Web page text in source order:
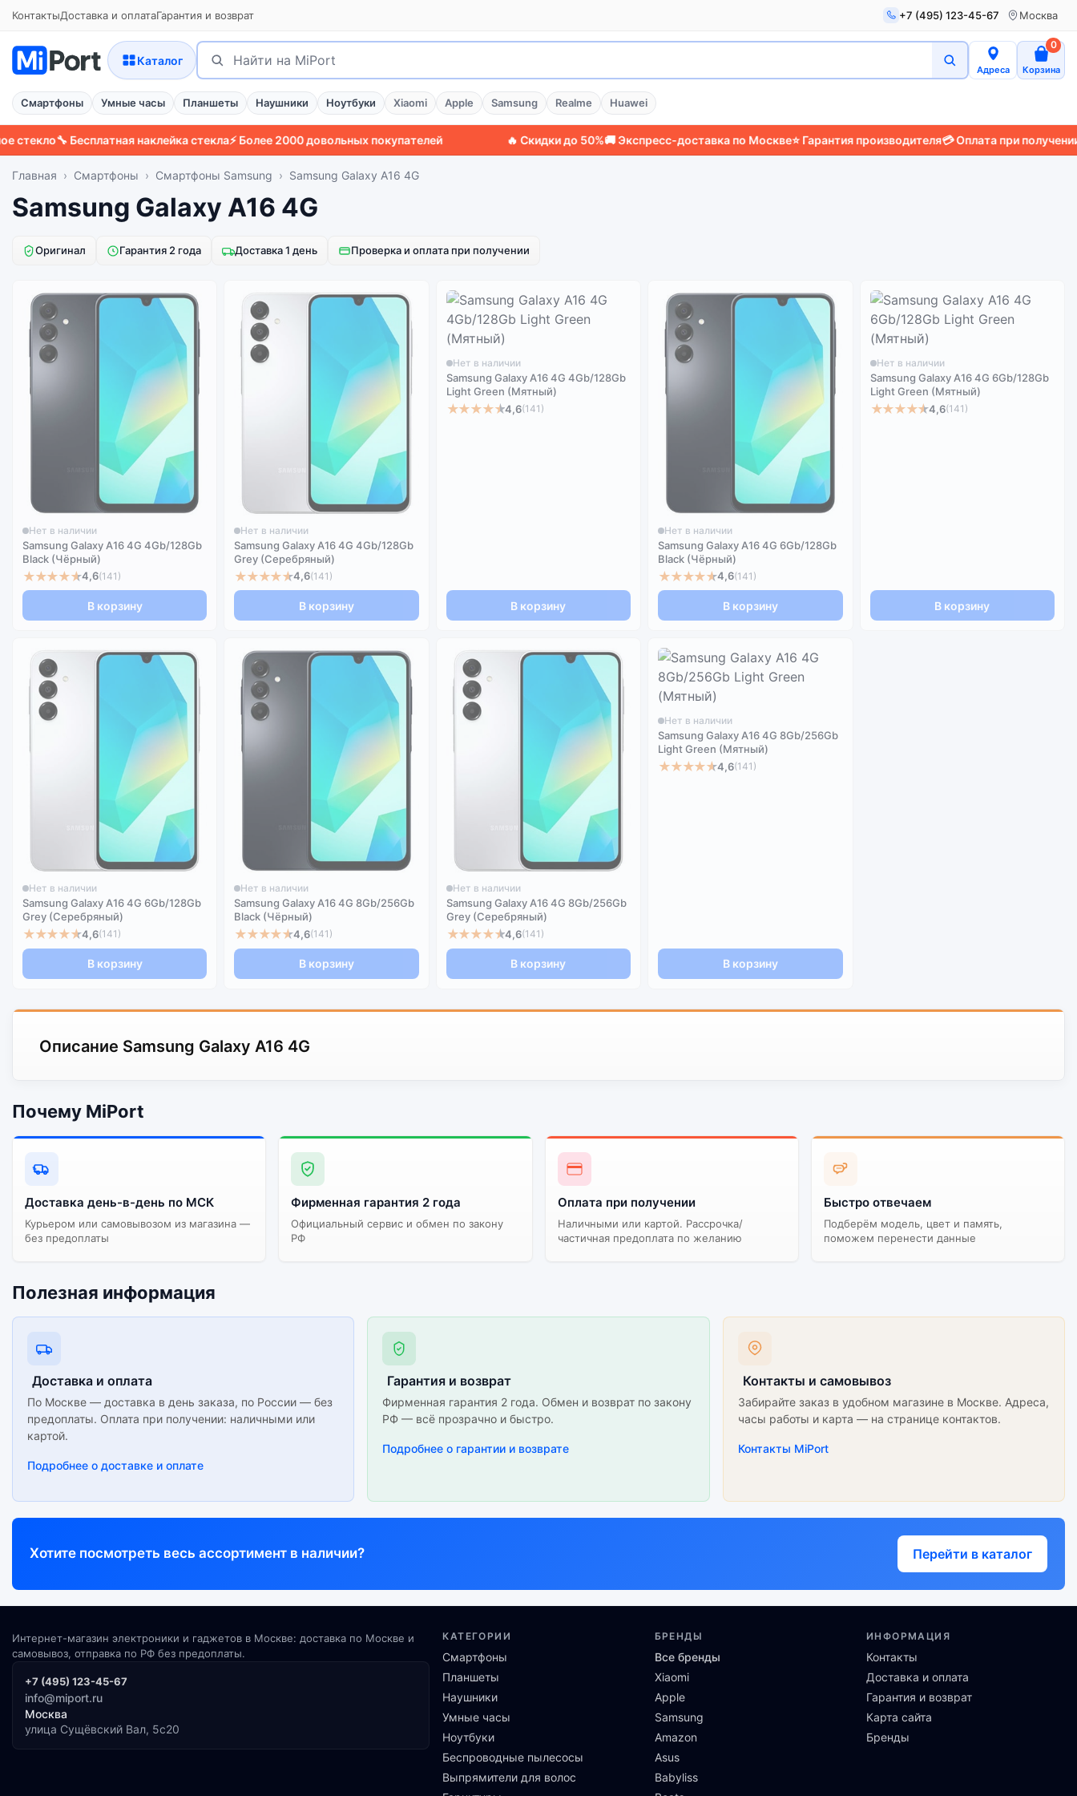
КонтактыДоставка и оплатаГарантия и возврат +7 (495) 123-45-67 Москва
Каталог
Поиск
Найти
Адреса Корзина
0
Смартфоны Умные часы Планшеты Наушники Ноутбуки Xiaomi Apple Samsung Realme Huawei
🔧 Бесплатная наклейка стекла⚡ Более 2000 довольных покупателей 🔥 Скидки до 50%🚚 Экспресс-доставка по Москве⭐ Гарантия производителя💳 Оплата при получении📱
Главная Смартфоны Смартфоны Samsung Samsung Galaxy A16 4G
Samsung Galaxy A16 4G
Оригинал Гарантия 2 года Доставка 1 день Проверка и оплата при получении
Нет в наличии
Samsung Galaxy A16 4G 4Gb/128Gb
Black (Чёрный)
★★★★★4,6(141)
В корзину
Нет в наличии
Samsung Galaxy A16 4G 4Gb/128Gb
Grey (Серебряный)
★★★★★4,6(141)
В корзину
Нет в наличии
Samsung Galaxy A16 4G 4Gb/128Gb
Light Green (Мятный)
★★★★★4,6(141)
В корзину
Нет в наличии
Samsung Galaxy A16 4G 6Gb/128Gb
Black (Чёрный)
★★★★★4,6(141)
В корзину
Нет в наличии
Samsung Galaxy A16 4G 6Gb/128Gb
Light Green (Мятный)
★★★★★4,6(141)
В корзину
Нет в наличии
Samsung Galaxy A16 4G 6Gb/128Gb
Grey (Серебряный)
★★★★★4,6(141)
В корзину
Нет в наличии
Samsung Galaxy A16 4G 8Gb/256Gb
Black (Чёрный)
★★★★★4,6(141)
В корзину
Нет в наличии
Samsung Galaxy A16 4G 8Gb/256Gb
Grey (Серебряный)
★★★★★4,6(141)
В корзину
Нет в наличии
Samsung Galaxy A16 4G 8Gb/256Gb
Light Green (Мятный)
★★★★★4,6(141)
В корзину
Описание Samsung Galaxy A16 4G
Почему MiPort
Доставка день-в-день по МСК
Курьером или самовывозом из магазина —
без предоплаты
Фирменная гарантия 2 года
Официальный сервис и обмен по закону
РФ
Оплата при получении
Наличными или картой. Рассрочка/
частичная предоплата по желанию
Быстро отвечаем
Подберём модель, цвет и память,
поможем перенести данные
Полезная информация
Доставка и оплата
По Москве — доставка в день заказа, по России — без
предоплаты. Оплата при получении: наличными или
картой.
Подробнее о доставке и оплате
Гарантия и возврат
Фирменная гарантия 2 года. Обмен и возврат по закону
РФ — всё прозрачно и быстро.
Подробнее о гарантии и возврате
Контакты и самовывоз
Забирайте заказ в удобном магазине в Москве. Адреса,
часы работы и карта — на странице контактов.
Контакты MiPort
Хотите посмотреть весь ассортимент в наличии? Перейти в каталог
Интернет-магазин электроники и гаджетов в Москве: доставка по Москве и
самовывоз, отправка по РФ без предоплаты.
+7 (495) 123-45-67
info@miport.ru
Москва
улица Сущёвский Вал, 5с20
КАТЕГОРИИ
Смартфоны
Планшеты
Наушники
Умные часы
Ноутбуки
Беспроводные пылесосы
Выпрямители для волос
БРЕНДЫ
Все бренды
Xiaomi
Apple
Samsung
Amazon
Asus
Babyliss
ИНФОРМАЦИЯ
Контакты
Доставка и оплата
Гарантия и возврат
Карта сайта
Бренды